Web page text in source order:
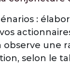
:
observe une
selon le